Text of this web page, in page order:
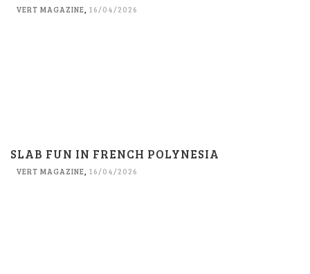
VERT MAGAZINE, 16/04/2026
SLAB FUN IN FRENCH POLYNESIA
VERT MAGAZINE, 16/04/2026